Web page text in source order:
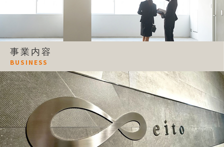
事業内容
BUSINESS